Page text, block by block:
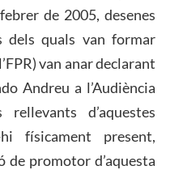
de 2005, desenes
dels quals van formar
van anar declarant
Andreu a l’Audiència
d’aquestes
físicament present,
de promotor d’aquesta